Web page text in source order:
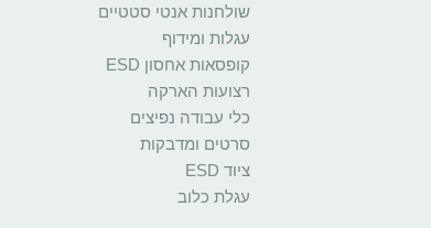
שולחנות אנטי סטטיים
עגלות ומידוף
קופסאות אחסון ESD
רצועות הארקה
כלי עבודה נפיצים
סרטים ומדבקות
ציוד ESD
עגלת כלוב